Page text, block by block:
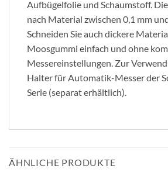
Aufbügelfolie und Schaumstoff.
nach Material zwischen 0,1 mm
Schneiden Sie auch dickere
Moosgummi einfach und ohne
Messereinstellungen. Zur
Halter für Automatik-Messer der
Serie (separat erhältlich).
ÄHNLICHE PRODUKTE